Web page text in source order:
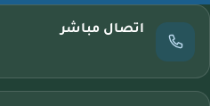
اتصال مباشر